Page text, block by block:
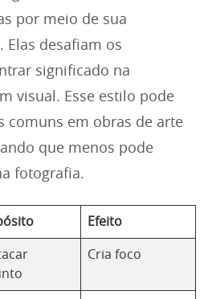
por meio de sua
Elas desafiam os
significado na
visual. Esse estilo pode
comuns em obras de arte
que menos pode
fotografia.
Efeito
Cria foco